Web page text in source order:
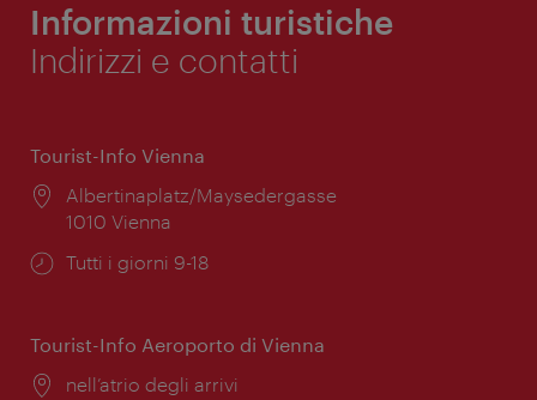
Informazioni turistiche
Indirizzi e contatti
Tourist-Info Vienna
Posizione:
Albertinaplatz/Maysedergasse
1010 Vienna
Orari
Tutti i giorni 9-18
Tourist-Info Aeroporto di Vienna
Posizione:
nell’atrio degli arrivi